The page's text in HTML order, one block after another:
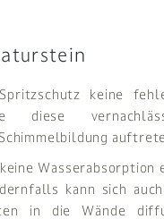
keine
diese
kann sich
in die Wände